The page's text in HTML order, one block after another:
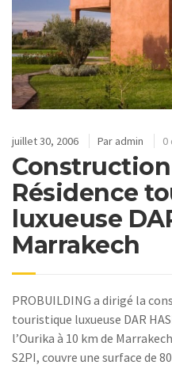
juillet 30, 2006 Par admin 0
Résidence
luxueuse
Marrakech
PROBUILDING a dirigé la
touristique luxueuse DAR
l’Ourika à 10 km de
S2PI, couvre une surface de